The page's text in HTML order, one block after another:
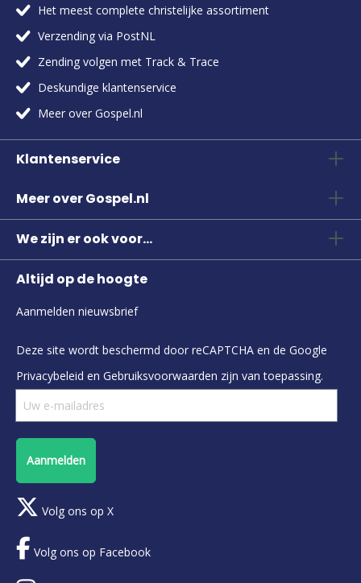
Het meest complete christelijke assortiment
Verzending via PostNL
Zending volgen met Track & Trace
Deskundige klantenservice
Meer over Gospel.nl
Klantenservice
Meer over Gospel.nl
We zijn er ook voor...
Altijd op de hoogte
Aanmelden nieuwsbrief
Deze site wordt beschermd door reCAPTCHA en de Google
Privacybeleid en Gebruiksvoorwaarden zijn van toepassing.
Aanmelden
Volg ons op X
Volg ons op Facebook